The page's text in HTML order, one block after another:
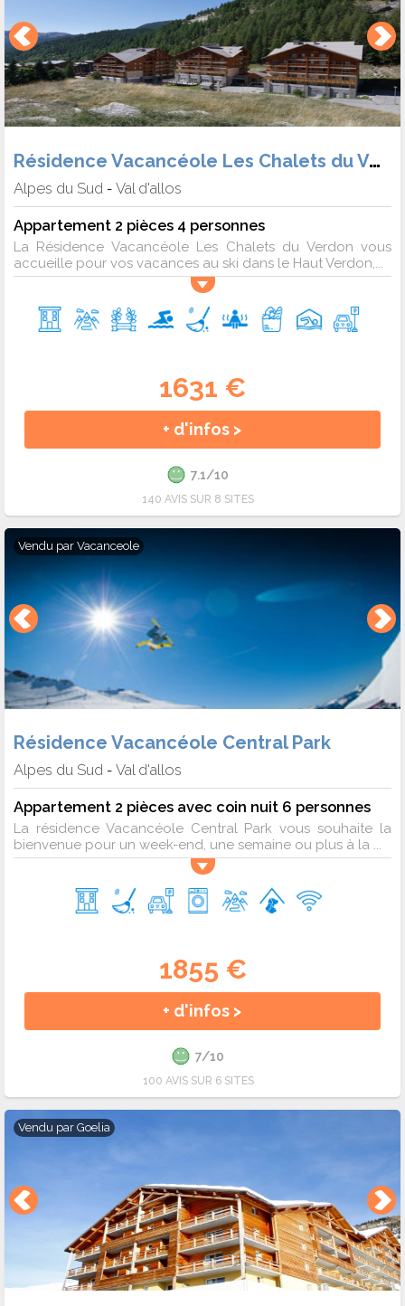
Résidence Vacancéole Les Chalets du Verdon
Alpes du Sud - Val d'allos
Appartement 2 pièces 4 personnes
La Résidence Vacancéole Les Chalets du Verdon vous
accueille pour vos vacances au ski dans le Haut Verdon,...
1631 €
+ d'infos >
7.1/10
140 AVIS SUR 8 SITES
Vendu par Vacanceole
Résidence Vacancéole Central Park
Alpes du Sud - Val d'allos
Appartement 2 pièces avec coin nuit 6 personnes
La résidence Vacancéole Central Park vous souhaite la
bienvenue pour un week-end, une semaine ou plus à la ...
1855 €
+ d'infos >
7/10
100 AVIS SUR 6 SITES
Vendu par Goelia